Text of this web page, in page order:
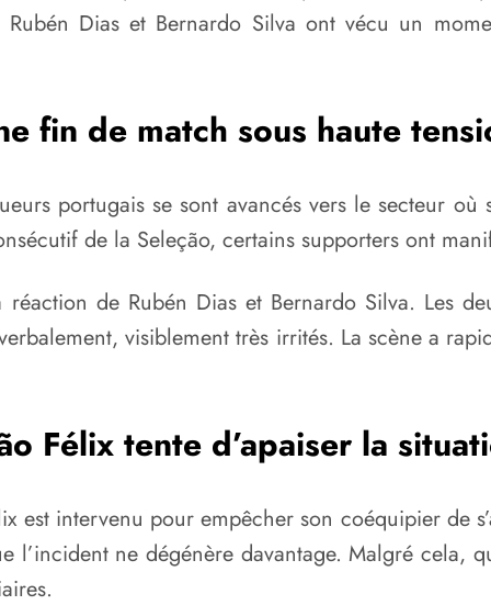
Dias et Bernardo Silva ont vécu un
fin de match sous haute
portugais se sont avancés vers le secteur où
de la Seleção, certains supporters ont
de Rubén Dias et Bernardo Silva. Les
visiblement très irrités. La scène a
Félix tente d’apaiser la
est intervenu pour empêcher son coéquipier de
l’incident ne dégénère davantage. Malgré cela,